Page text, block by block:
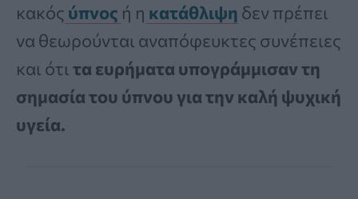
κακός ύπνος ή η κατάθλιψη δεν πρέπει
να θεωρούνται αναπόφευκτες συνέπειες
και ότι τα ευρήματα υπογράμμισαν τη
σημασία του ύπνου για την καλή ψυχική
υγεία.